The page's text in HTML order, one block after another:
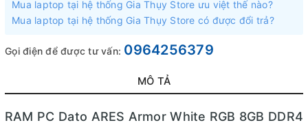
Mua laptop tại hệ thống Gia Thụy Store ưu việt thế nào?
Mua laptop tại hệ thống Gia Thụy Store có được đổi trả?
Gọi điện để được tư vấn: 0964256379
MÔ TẢ
RAM PC Dato ARES Armor White RGB 8GB DDR4